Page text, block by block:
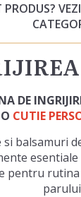
PRODUS?
DE
CUTIE
si balsamuri
pentru